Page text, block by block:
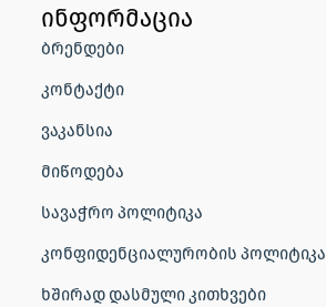
ინფორმაცია
ბრენდები
კონტაქტი
ვაკანსია
მიწოდება
სავაჭრო პოლიტიკა
კონფიდენციალურობის პოლიტიკა
ხშირად დასმული კითხვები